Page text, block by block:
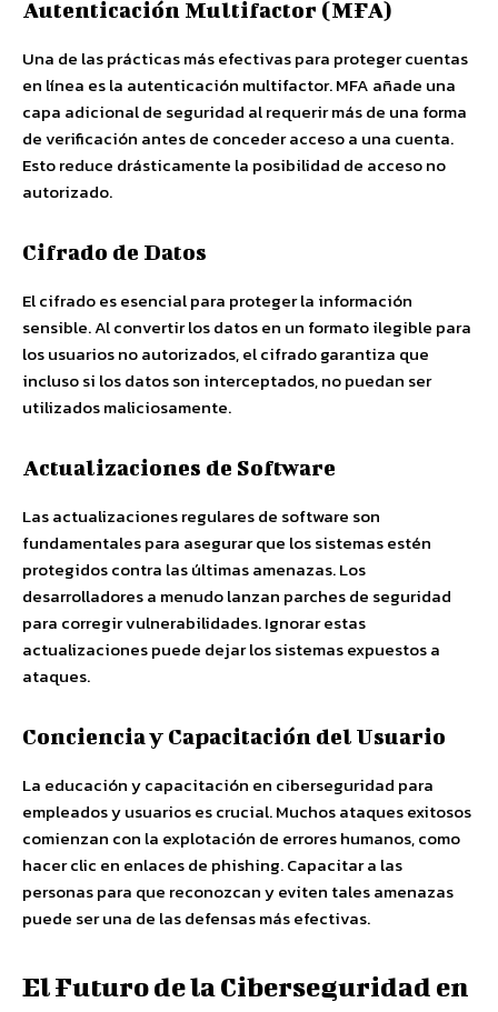
Autenticación Multifactor (MFA)
Una de las prácticas más efectivas para proteger cuentas
en línea es la autenticación multifactor. MFA añade una
capa adicional de seguridad al requerir más de una forma
de verificación antes de conceder acceso a una cuenta.
Esto reduce drásticamente la posibilidad de acceso no
autorizado.
Cifrado de Datos
El cifrado es esencial para proteger la información
sensible. Al convertir los datos en un formato ilegible para
los usuarios no autorizados, el cifrado garantiza que
incluso si los datos son interceptados, no puedan ser
utilizados maliciosamente.
Actualizaciones de Software
Las actualizaciones regulares de software son
fundamentales para asegurar que los sistemas estén
protegidos contra las últimas amenazas. Los
desarrolladores a menudo lanzan parches de seguridad
para corregir vulnerabilidades. Ignorar estas
actualizaciones puede dejar los sistemas expuestos a
ataques.
Conciencia y Capacitación del Usuario
La educación y capacitación en ciberseguridad para
empleados y usuarios es crucial. Muchos ataques exitosos
comienzan con la explotación de errores humanos, como
hacer clic en enlaces de phishing. Capacitar a las
personas para que reconozcan y eviten tales amenazas
puede ser una de las defensas más efectivas.
El Futuro de la Ciberseguridad en